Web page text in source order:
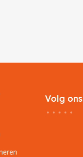
Volg ons